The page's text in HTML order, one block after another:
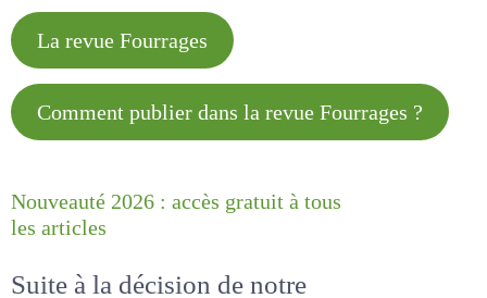
La revue Fourrages
Comment publier dans la revue
Nouveauté 2026 : accès gratuit à